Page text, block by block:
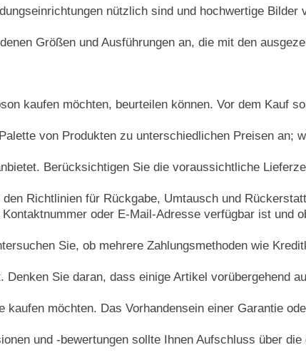
nützlich sind und hochwertige Bilder
Größen und Ausführungen an, die mit den
kaufen möchten, beurteilen können. Vor dem Kauf
von Produkten zu unterschiedlichen Preisen an;
Berücksichtigen Sie die voraussichtliche
Richtlinien für Rückgabe, Umtausch und
oder E-Mail-Adresse verfügbar ist und
Sie, ob mehrere Zahlungsmethoden wie
Sie daran, dass einige Artikel vorübergehend
möchten. Das Vorhandensein einer Garantie
und -bewertungen sollte Ihnen Aufschluss über